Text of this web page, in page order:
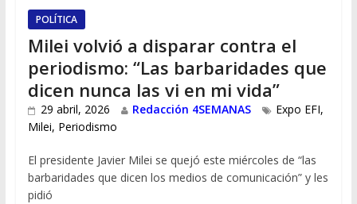
POLÍTICA
Milei volvió a disparar contra el
periodismo: “Las barbaridades que
dicen nunca las vi en mi vida”
29 abril, 2026 Redacción 4SEMANAS Expo EFI,
Milei, Periodismo
El presidente Javier Milei se quejó este miércoles de “las
barbaridades que dicen los medios de comunicación” y les
pidió